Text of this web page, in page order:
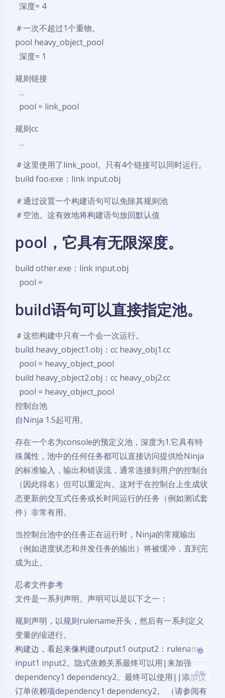
夜间模式
Sans Serif
浅阴影 深阴影
关闭 日落 暗化
灰度
0%
深度= 4
＃一次不超过1个重物。
pool heavy_object_pool
深度= 1
规则链接
…
pool = link_pool
规则cc
…
＃这里使用了link_pool。只有4个链接可以同时运行。
build foo.exe：link input.obj
＃通过设置一个构建语句可以免除其规则池
＃空池。这有效地将构建语句放回默认值
pool，它具有无限深度。
build other.exe：link input.obj
pool =
build语句可以直接指定池。
＃这些构建中只有一个会一次运行。
build heavy_object1.obj：cc heavy_obj1.cc
pool = heavy_object_pool
build heavy_object2.obj：cc heavy_obj2.cc
pool = heavy_object_pool
控制台池
自Ninja 1.5起可用。
存在一个名为console的预定义池，深度为1.它具有特
殊属性，池中的任何任务都可以直接访问提供给Ninja
的标准输入，输出和错误流，通常连接到用户的控制台
（因此得名）但可以重定向。这对于在控制台上生成状
态更新的交互式任务或长时间运行的任务（例如测试套
件）非常有用。
当控制台池中的任务正在运行时，Ninja的常规输出
（例如进度状态和并发任务的输出）将被缓冲，直到完
成为止。
忍者文件参考
文件是一系列声明。声明可以是以下之一：
规则声明，以规则rulename开头，然后有一系列定义
变量的缩进行。
构建边，看起来像构建output1 output2：rulename
input1 input2。隐式依赖关系最终可以用|来加强
dependency1 dependency2。最终可以使用||添加仅
订单依赖项dependency1 dependency2。 （请参阅有